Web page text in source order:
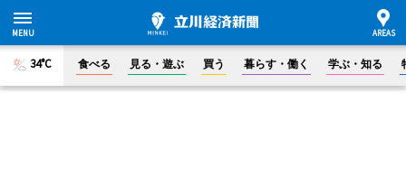
34°C 食べる 見る・遊ぶ 買う 暮らす・働く 学ぶ・知る